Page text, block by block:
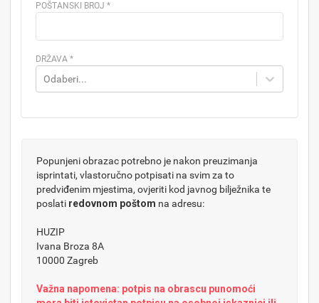
POŠTANSKI BROJ *
DRŽAVA *
Odaberi...
Popunjeni obrazac potrebno je nakon preuzimanja
isprintati, vlastoručno potpisati na svim za to
predviđenim mjestima, ovjeriti kod javnog bilježnika te
poslati redovnom poštom na adresu:
HUZIP
Ivana Broza 8A
10000 Zagreb
Važna napomena: potpis na obrascu punomoći